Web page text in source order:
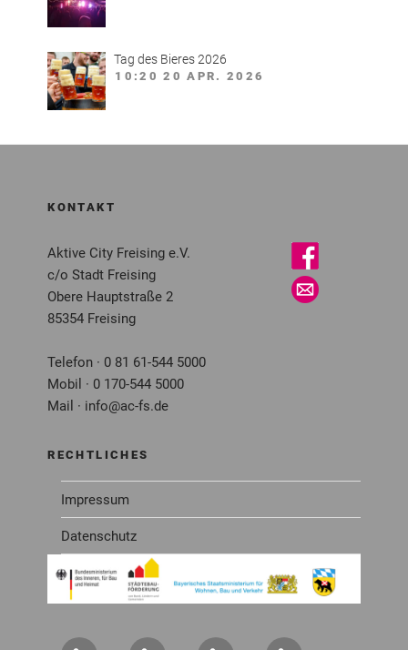
Tag des Bieres 2026
10:20 20 APR. 2026
KONTAKT
Aktive City Freising e.V.
c/o Stadt Freising
Obere Hauptstraße 2
85354 Freising
Telefon · 0 81 61-544 5000
Mobil · 0 170-544 5000
Mail · info@ac-fs.de
RECHTLICHES
Impressum
Datenschutz